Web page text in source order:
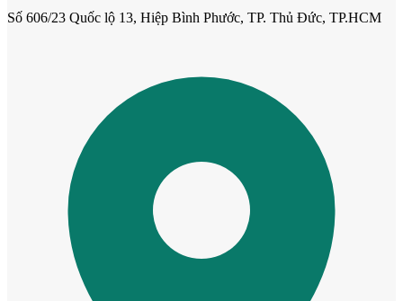
Số 606/23 Quốc lộ 13, Hiệp Bình Phước, TP. Thủ Đức, TP.HCM